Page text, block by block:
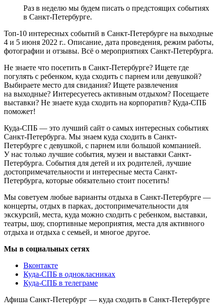
Раз в неделю мы будем писать о предстоящих событиях
в Санкт-Петербурге.
Топ-10 интересных событий в Санкт-Петербурге на выходные
4 и 5 июня 2022 г.. Описание, дата проведения, режим работы,
фотографии и отзывы. Всё о мероприятиях Санкт-Петербурга.
Не знаете что посетить в Санкт-Петербурге? Ищете где
погулять с ребенком, куда сходить с парнем или девушкой?
Выбираете место для свидания? Ищете развлечения
на выходные? Интересуетесь активным отдыхом? Посещаете
выставки? Не знаете куда сходить на корпоратив? Куда-СПБ
поможет!
Куда-СПБ — это лучший сайт о самых интересных событиях
Санкт-Петербурга. Мы знаем куда сходить в Санкт-
Петербурге с девушкой, с парнем или большой компанией.
У нас только лучшие события, музеи и выставки Санкт-
Петербурга. События для детей и их родителей, лучшие
достопримечательности и интересные места Санкт-
Петербурга, которые обязательно стоит посетить!
Мы советуем любые варианты отдыха в Санкт-Петербурге —
концерты, отдых в парках, достопримечательности для
экскурсий, места, куда можно сходить с ребенком, выставки,
театры, шоу, спортивные мероприятия, места для активного
отдыха и отдыха с семьей, и многое другое.
Мы в социальных сетях
Вконтакте
Куда-СПБ в однокласниках
Куда-СПБ в телеграме
Афиша Санкт-Петербург — куда сходить в Санкт-Петербурге